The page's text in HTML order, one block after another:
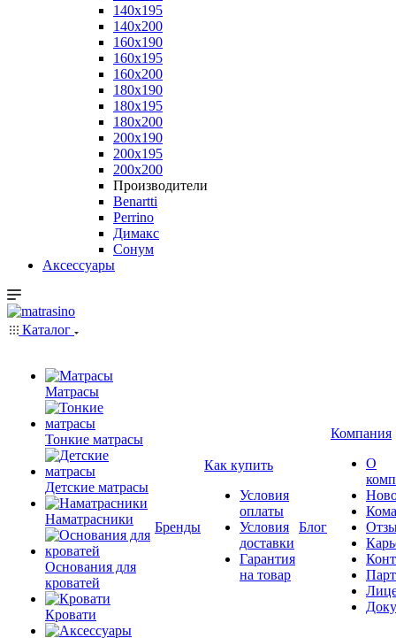
140x195
140x200
160x190
160x195
160x200
180x190
180x195
180x200
200x190
200x195
200x200
Производители
Benartti
Perrino
Димакс
Сонум
Аксессуары
Каталог
Матрасы
Тонкие матрасы
Детские матрасы
Наматрасники
Основания для
кроватей
Кровати
Бренды
Как купить
Условия
оплаты
Условия
доставки
Гарантия
на товар
Блог
Компания
О